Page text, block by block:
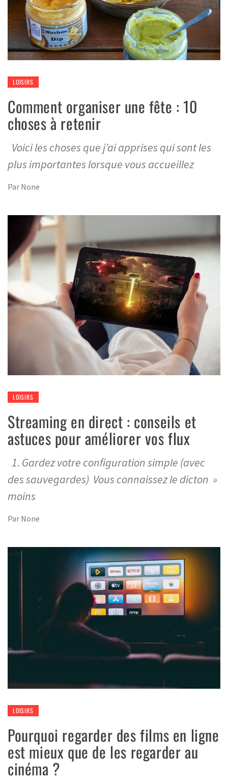
LOISIRS
Comment organiser une fête : 10
choses à retenir
Voici les choses que j’ai apprises qui sont les
plus importantes lorsque vous accueillez
Par None
LOISIRS
Streaming en direct : conseils et
astuces pour améliorer vos flux
1. Gardez votre configuration simple (avec
des sauvegardes) Vous connaissez le dicton »
moins
Par None
LOISIRS
Pourquoi regarder des films en ligne
est mieux que de les regarder au
cinéma ?